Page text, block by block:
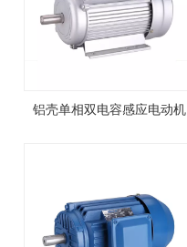
铝壳单相双电容感应电动机